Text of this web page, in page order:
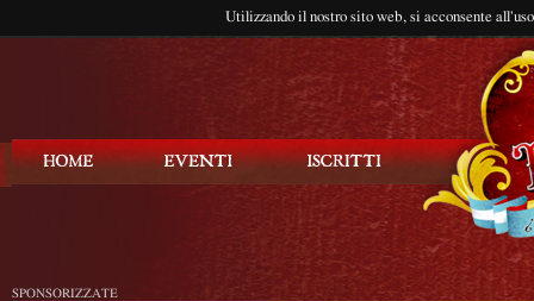
Utilizzando il nostro sito web, si acconsente
SPONSORIZZATE